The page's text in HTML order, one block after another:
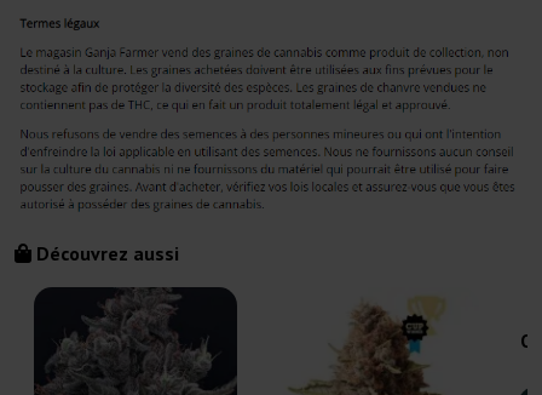
Découvrez aussi